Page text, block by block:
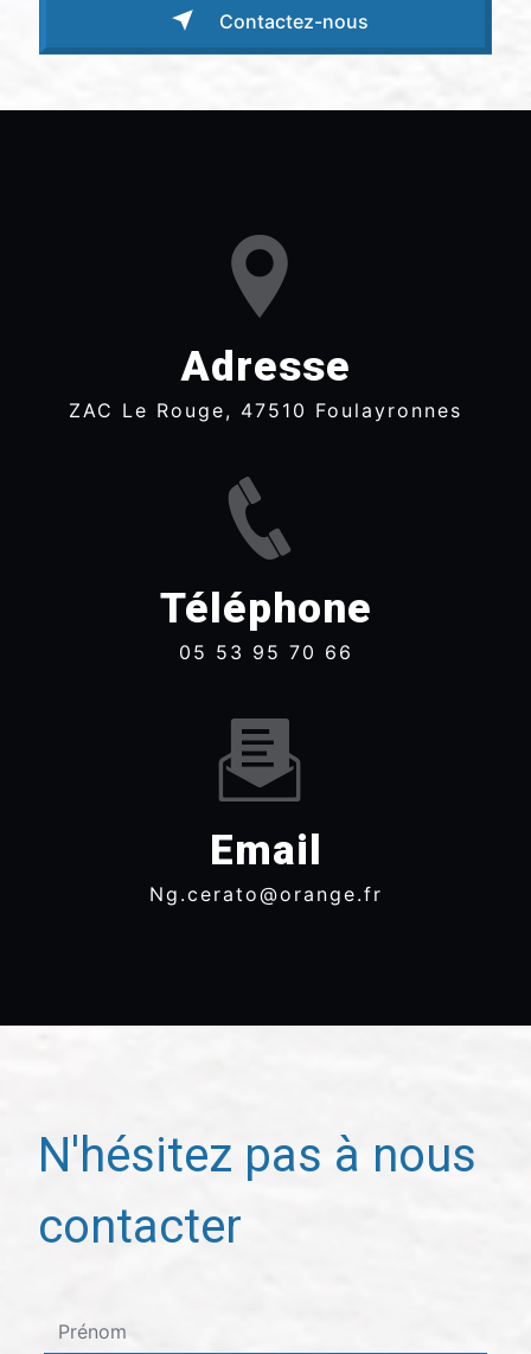
Contactez-nous
Adresse
ZAC Le Rouge, 47510 Foulayronnes
Téléphone
05 53 95 70 66
Email
ng.cerato@orange.fr
N'hésitez pas à nous
contacter